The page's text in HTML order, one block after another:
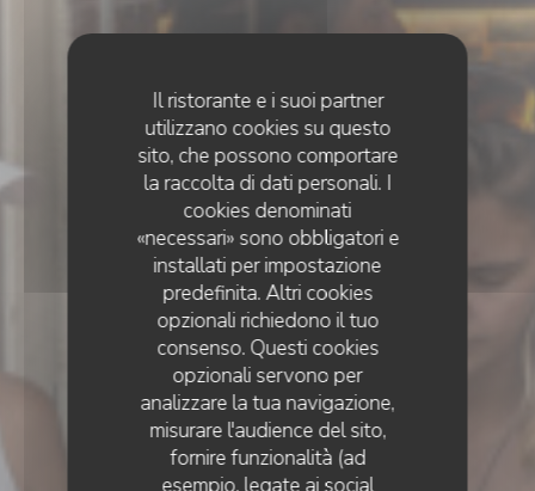
Il ristorante e i suoi partner
utilizzano cookies su questo
sito, che possono comportare
la raccolta di dati personali. I
cookies denominati
«necessari» sono obbligatori e
installati per impostazione
predefinita. Altri cookies
opzionali richiedono il tuo
consenso. Questi cookies
opzionali servono per
analizzare la tua navigazione,
misurare l'audience del sito,
fornire funzionalità (ad
RISTORANTE MEDITERRANEO